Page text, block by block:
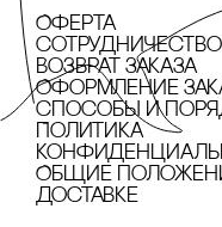
Оферта
сотрудничество
Возврат заказа
Оформление
cпособы и
Политика
Общие
доставке